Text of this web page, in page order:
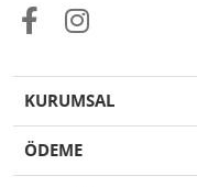
KURUMSAL
ÖDEME